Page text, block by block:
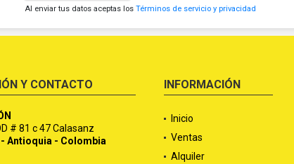
Al enviar tus datos aceptas losTérminos de servicio y privacidad
Y CONTACTO
# 81 c 47 Calasanz
Antioquia - Colombia
INFORMACIÓN
Inicio
Ventas
Alquiler